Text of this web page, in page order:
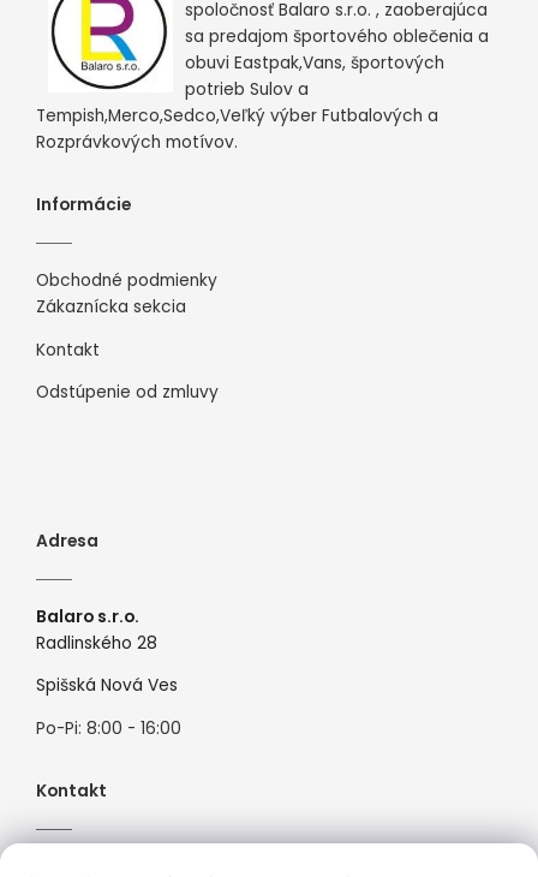
spoločnosť Balaro s.r.o. , zaoberajúca
sa predajom športového oblečenia a
obuvi Eastpak,Vans, športových
potrieb Sulov a
Tempish,Merco,Sedco,Veľký výber Futbalových a
Rozprávkových motívov.
Informácie
Obchodné podmienky
Zákaznícka sekcia
Kontakt
Odstúpenie od zmluvy
Adresa
Balaro s.r.o.
Radlinského 28
Spišská Nová Ves
Po-Pi: 8:00 - 16:00
Kontakt